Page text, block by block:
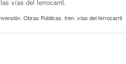
vías del ferrocarril.
Obras Públicas tren vías del ferrocarril